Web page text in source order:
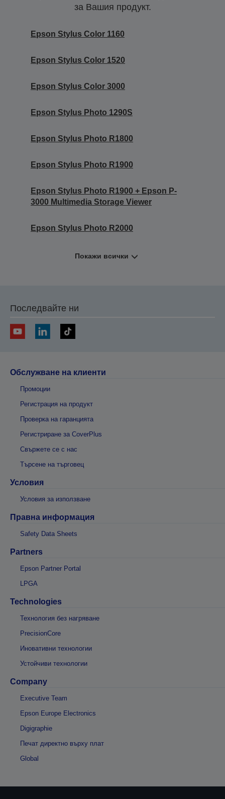
за Вашия продукт.
Epson Stylus Color 1160
Epson Stylus Color 1520
Epson Stylus Color 3000
Epson Stylus Photo 1290S
Epson Stylus Photo R1800
Epson Stylus Photo R1900
Epson Stylus Photo R1900 + Epson P-
3000 Multimedia Storage Viewer
Epson Stylus Photo R2000
Покажи всички
Последвайте ни
Обслужване на клиенти
Промоции
Регистрация на продукт
Проверка на гаранцията
Регистриране за CoverPlus
Свържете се с нас
Търсене на търговец
Условия
Условия за използване
Правна информация
Safety Data Sheets
Partners
Epson Partner Portal
LPGA
Technologies
Технология без нагряване
PrecisionCore
Иновативни технологии
Устойчиви технологии
Company
Executive Team
Epson Europe Electronics
Digigraphie
Печат директно върху плат
Global